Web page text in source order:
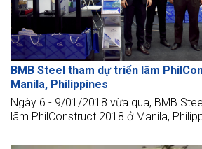
BMB Steel tham dự triển lãm
Manila, Philippines
Ngày 6 - 9/01/2018 vừa qua, BMB
lãm PhilConstruct 2018 ở Manila,